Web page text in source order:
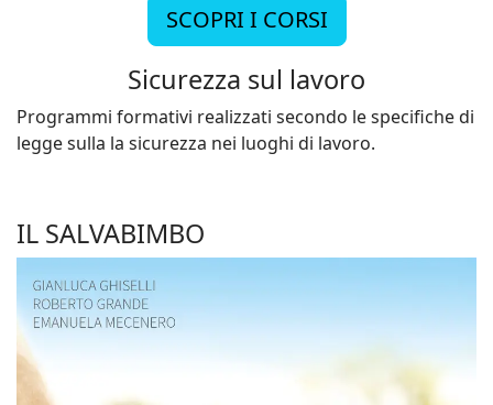
SCOPRI I CORSI
Sicurezza sul lavoro
Programmi formativi realizzati secondo le specifiche di
legge sulla la sicurezza nei luoghi di lavoro.
IL SALVABIMBO